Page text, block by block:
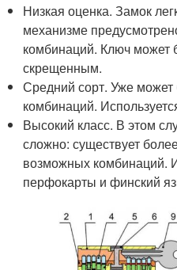
Низкая оценка. Замок
механизме
комбинаций. Ключ может
скрещенным.
Средний сорт. Уже
комбинаций.
Высокий класс. В этом
сложно: существует
возможных комбинаций.
перфокарты и финский